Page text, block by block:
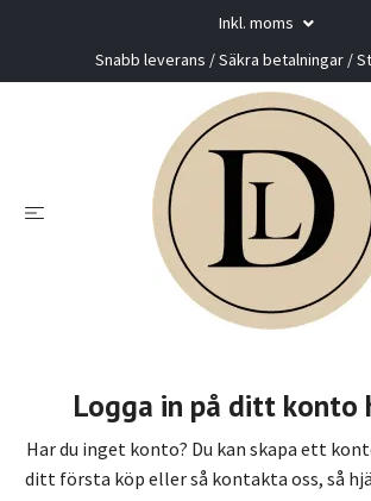
Inkl. moms
Snabb leverans / Säkra betalningar /
Logga in på ditt konto
Har du inget konto? Du kan skapa ett
ditt första köp eller så kontakta oss, så